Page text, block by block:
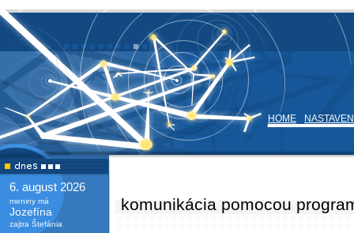
HOME
6. august 2026
meniny má
Jozefína
zajtra Štefánia
komunikácia pomocou